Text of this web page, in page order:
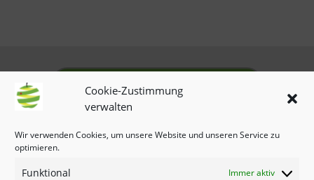
Cookie-Zustimmung
verwalten
Wir verwenden Cookies, um unsere Website und unseren Service zu
optimieren.
Funktional Immer aktiv
omnia.vision-Unterseiten
Impressum Datenschutz | Cookie-Richtlinie